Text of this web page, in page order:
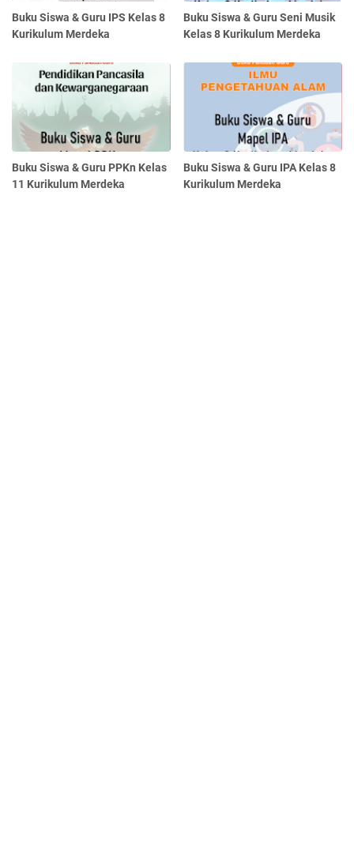
Buku Siswa & Guru IPS Kelas 8
Kurikulum Merdeka
Buku Siswa & Guru Seni Musik
Kelas 8 Kurikulum Merdeka
Buku Siswa & Guru PPKn Kelas
11 Kurikulum Merdeka
Buku Siswa & Guru IPA Kelas 8
Kurikulum Merdeka